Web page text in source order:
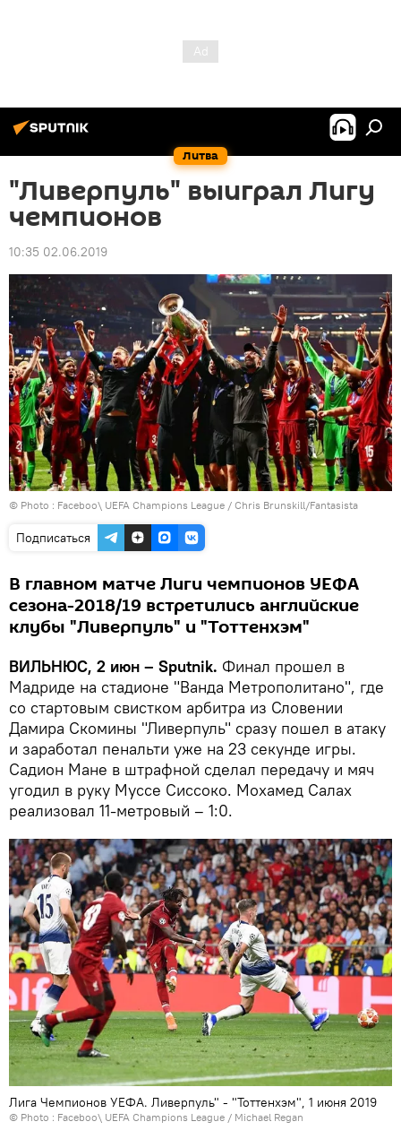
Литва
"Ливерпуль" выиграл Лигу
чемпионов
10:35 02.06.2019
© Photo : Faceboo\ UEFA Champions League / Chris Brunskill/Fantasista
Подписаться
В главном матче Лиги чемпионов УЕФА
сезона-2018/19 встретились английские
клубы "Ливерпуль" и "Тоттенхэм"
ВИЛЬНЮС, 2 июн – Sputnik. Финал прошел в
Мадриде на стадионе "Ванда Метрополитано", где
со стартовым свистком арбитра из Словении
Дамира Скомины "Ливерпуль" сразу пошел в атаку
и заработал пенальти уже на 23 секунде игры.
Садион Мане в штрафной сделал передачу и мяч
угодил в руку Муссе Сиссоко. Мохамед Салах
реализовал 11-метровый – 1:0.
Лига Чемпионов УЕФА. Ливерпуль" - "Тоттенхэм", 1 июня 2019
© Photo : Faceboo\ UEFA Champions League / Michael Regan